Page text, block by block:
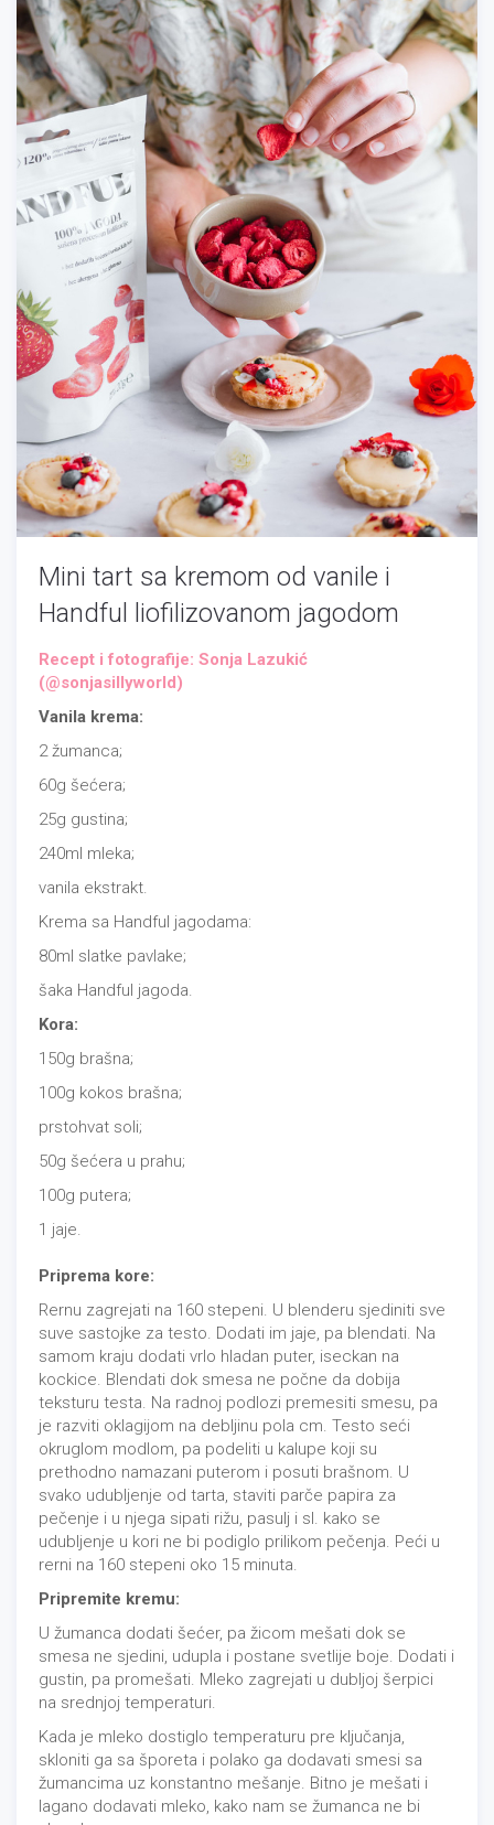
Mini tart sa kremom od vanile i
Handful liofilizovanom jagodom
Recept i fotografije: Sonja Lazukić
(@sonjasillyworld)
Vanila krema:
2 žumanca;
60g šećera;
25g gustina;
240ml mleka;
vanila ekstrakt.
Krema sa Handful jagodama:
80ml slatke pavlake;
šaka Handful jagoda.
Kora:
150g brašna;
100g kokos brašna;
prstohvat soli;
50g šećera u prahu;
100g putera;
1 jaje.
Priprema kore:
Rernu zagrejati na 160 stepeni. U blenderu sjediniti sve
suve sastojke za testo. Dodati im jaje, pa blendati. Na
samom kraju dodati vrlo hladan puter, iseckan na
kockice. Blendati dok smesa ne počne da dobija
teksturu testa. Na radnoj podlozi premesiti smesu, pa
je razviti oklagijom na debljinu pola cm. Testo seći
okruglom modlom, pa podeliti u kalupe koji su
prethodno namazani puterom i posuti brašnom. U
svako udubljenje od tarta, staviti parče papira za
pečenje i u njega sipati rižu, pasulj i sl. kako se
udubljenje u kori ne bi podiglo prilikom pečenja. Peći u
rerni na 160 stepeni oko 15 minuta.
Pripremite kremu:
U žumanca dodati šećer, pa žicom mešati dok se
smesa ne sjedini, udupla i postane svetlije boje. Dodati i
gustin, pa promešati. Mleko zagrejati u dubljoj šerpici
na srednjoj temperaturi.
Kada je mleko dostiglo temperaturu pre ključanja,
skloniti ga sa šporeta i polako ga dodavati smesi sa
žumancima uz konstantno mešanje. Bitno je mešati i
lagano dodavati mleko, kako nam se žumanca ne bi